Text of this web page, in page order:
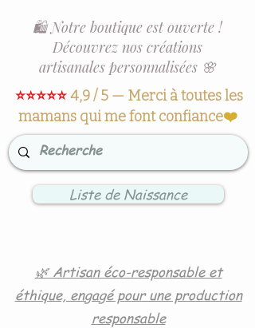
🛍️ Notre boutique est ouverte !
Découvrez nos créations
artisanales personnalisées 🌸
⭐⭐⭐⭐⭐4,9 / 5 — Merci à toutes les
mamans qui me font confiance❤️
Liste de Naissance
🌿 Artisan éco-responsable et
éthique, engagé pour une production
responsable